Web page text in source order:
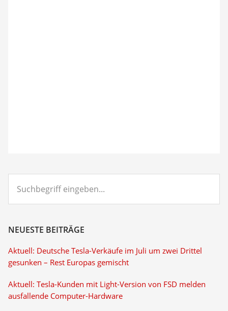
eingeben...
NEUESTE BEITRÄGE
Aktuell: Deutsche Tesla-Verkäufe im Juli um zwei Drittel
gesunken – Rest Europas gemischt
Aktuell: Tesla-Kunden mit Light-Version von FSD melden
ausfallende Computer-Hardware